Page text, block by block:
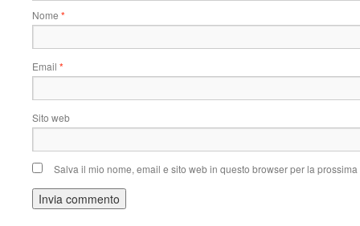
Nome *
Email *
Sito web
Salva il mio nome, email e sito web in questo browser per la